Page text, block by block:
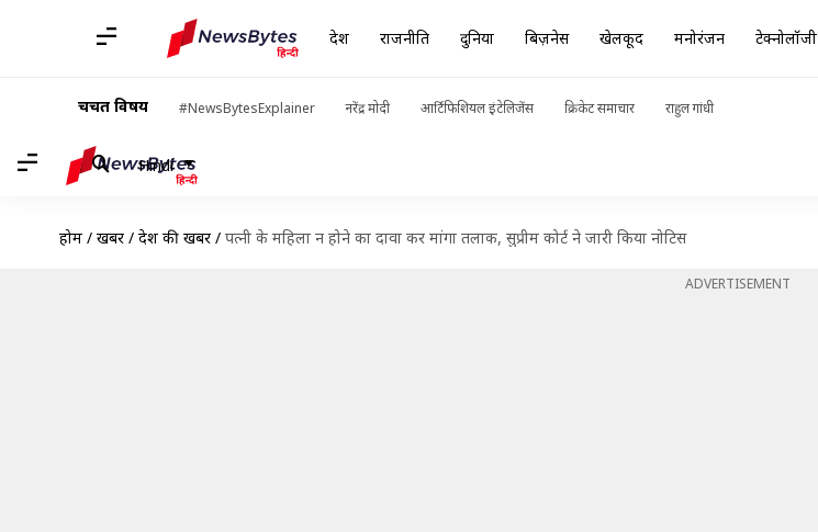
देश राजनीति दुनिया बिज़नेस खेलकूद मनोरंजन टेक्नोलॉजी
चर्चित विषय #NewsBytesExplainer नरेंद्र मोदी आर्टिफिशियल इंटेलिजेंस क्रिकेट समाचार राहुल गांधी
Hindi
होम / खबरें / देश की खबरें / पत्नी के महिला न होने का दावा कर मांगा तलाक, सुप्रीम कोर्ट ने जारी किया नोटिस
ADVERTISEMENT